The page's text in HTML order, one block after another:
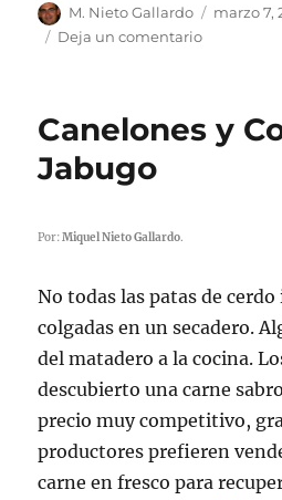
Autor
M. Nieto Gallardo marzo 7,
Deja un comentario
Una
injusta
Canelones y
Jabugo
Por:Miquel Nieto Gallardo.
No todas las patas de
colgadas en un secadero.
del matadero a la cocina.
descubierto una carne
precio muy competitivo,
productores prefieren
carne en fresco para